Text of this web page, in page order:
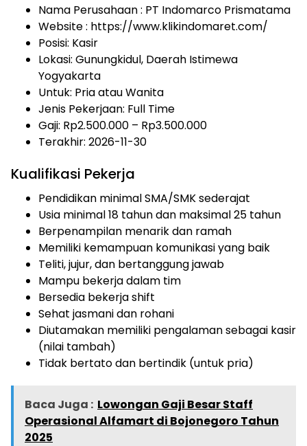
Nama Perusahaan : PT Indomarco Prismatama
Website : https://www.klikindomaret.com/
Posisi: Kasir
Lokasi: Gunungkidul, Daerah Istimewa
Yogyakarta
Untuk: Pria atau Wanita
Jenis Pekerjaan: Full Time
Gaji: Rp2.500.000 – Rp3.500.000
Terakhir: 2026-11-30
Kualifikasi Pekerja
Pendidikan minimal SMA/SMK sederajat
Usia minimal 18 tahun dan maksimal 25 tahun
Berpenampilan menarik dan ramah
Memiliki kemampuan komunikasi yang baik
Teliti, jujur, dan bertanggung jawab
Mampu bekerja dalam tim
Bersedia bekerja shift
Sehat jasmani dan rohani
Diutamakan memiliki pengalaman sebagai kasir
(nilai tambah)
Tidak bertato dan bertindik (untuk pria)
Baca Juga : Lowongan Gaji Besar Staff
Operasional Alfamart di Bojonegoro Tahun
2025